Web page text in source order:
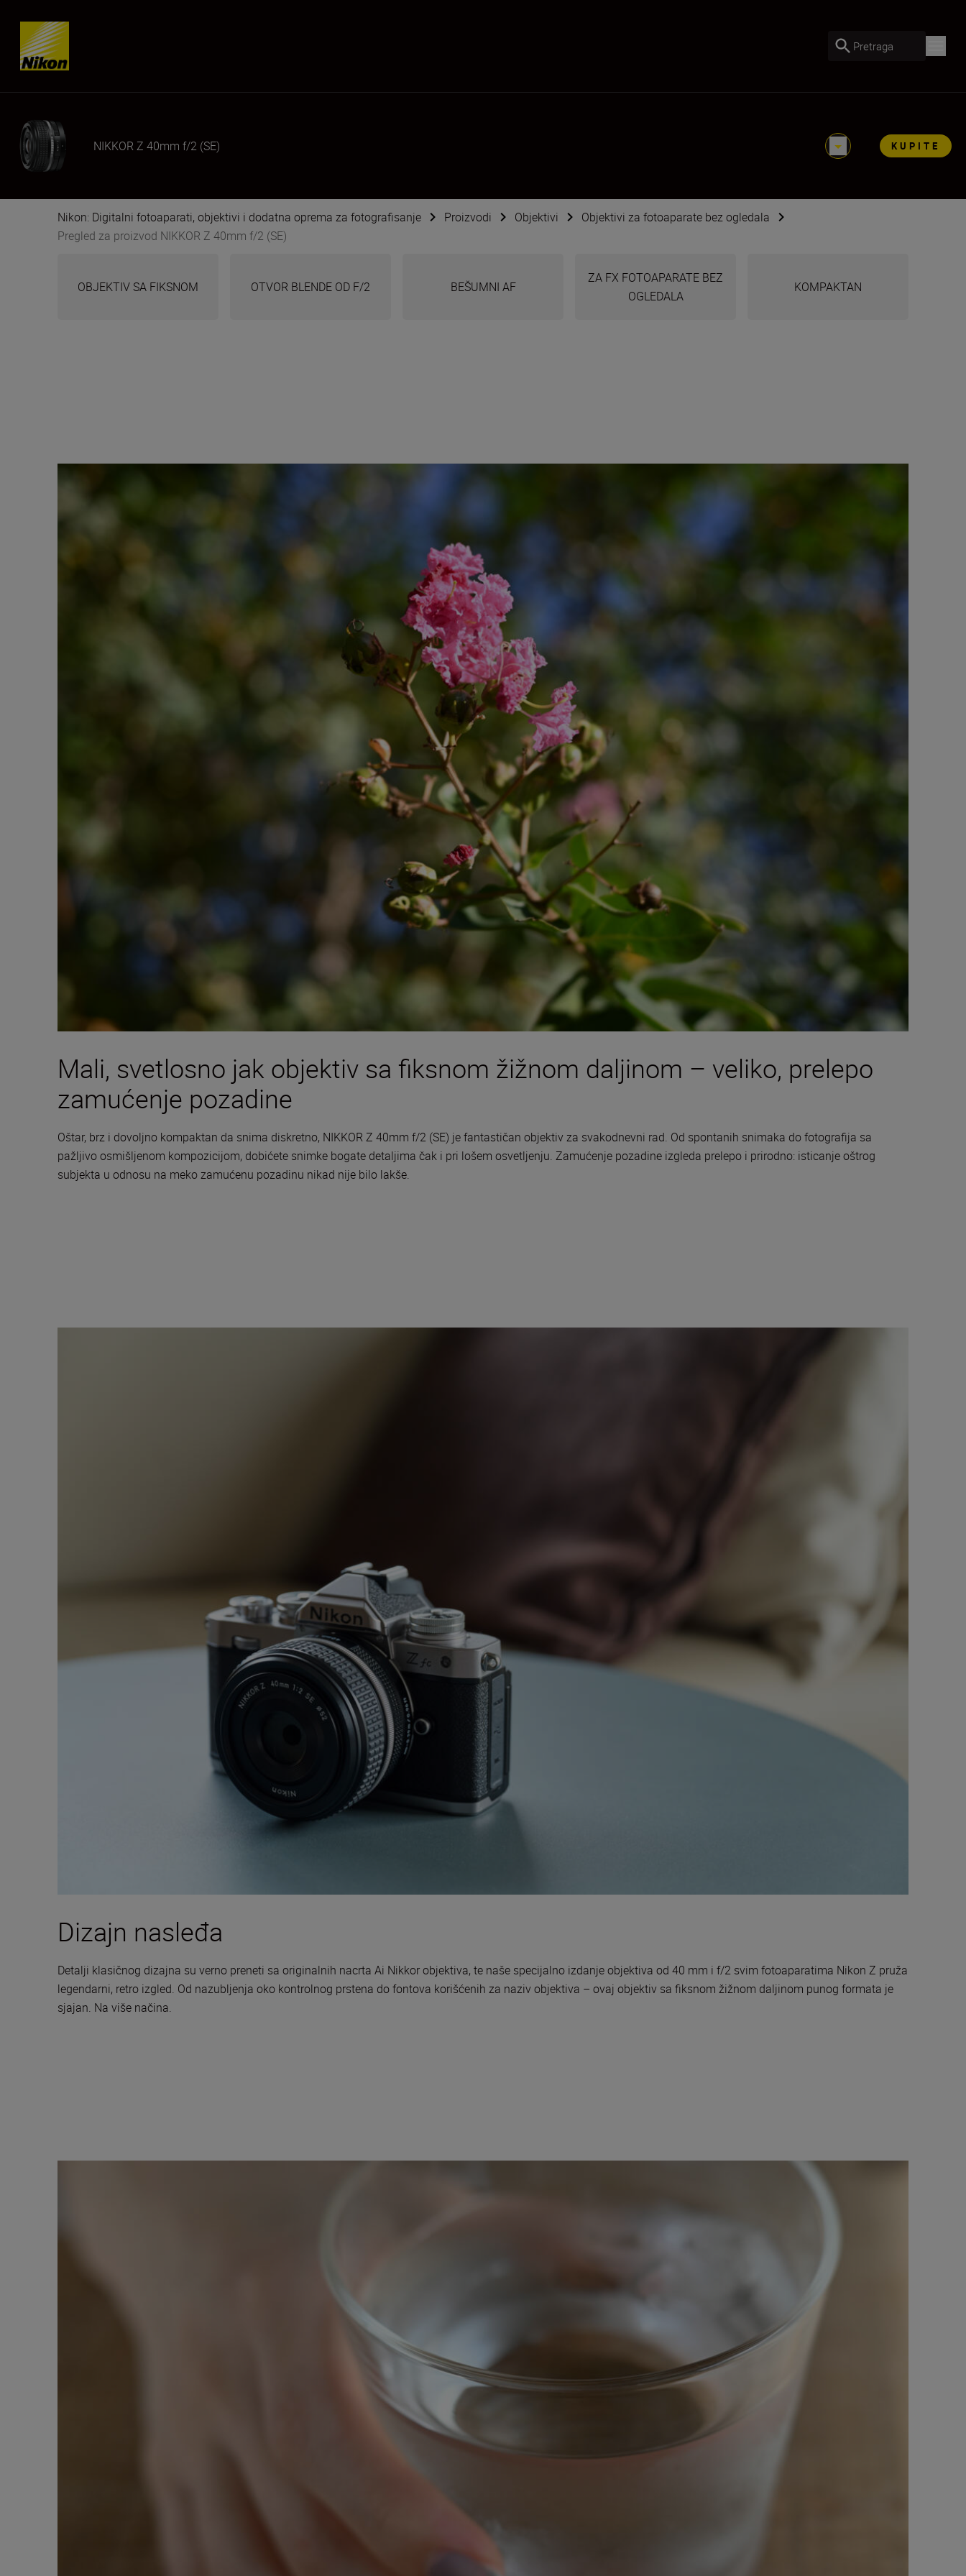
Skip content
Pretraga
NIKKOR Z 40mm f/2 (SE) KUPITE
Nikon: Digitalni fotoaparati, objektivi i dodatna oprema za fotografisanje Proizvodi Objektivi
Objektivi za fotoaparate bez ogledala
Pregled za proizvod NIKKOR Z 40mm f/2 (SE)
OBJEKTIV SA FIKSNOM OTVOR BLENDE OD F/2 BEŠUMNI AF
ZA FX FOTOAPARATE BEZ
OGLEDALA
KOMPAKTAN
Mali, svetlosno jak objektiv sa fiksnom žižnom daljinom – velikо, prelepо
zamućenje pozadine
Oštar, brz i dovoljno kompaktan da snima diskretno, NIKKOR Z 40mm f/2 (SE) je fantastičan objektiv za svakodnevni rad. Od spontanih snimaka do fotografija sa
pažljivo osmišljenom kompozicijom, dobićete snimke bogate detaljima čak i pri lošem osvetljenju. Zamućenje pozadine izgleda prelepo i prirodno: isticanje oštrog
subjekta u odnosu na meko zamućenu pozadinu nikad nije bilo lakše.
Dizajn nasleđa
Detalji klasičnog dizajna su verno preneti sa originalnih nacrta Ai Nikkor objektiva, te naše specijalno izdanje objektiva od 40 mm i f/2 svim fotoaparatima Nikon Z pruža
legendarni, retro izgled. Od nazubljenja oko kontrolnog prstena do fontova korišćenih za naziv objektiva – ovaj objektiv sa fiksnom žižnom daljinom punog formata je
sjajan. Na više načina.